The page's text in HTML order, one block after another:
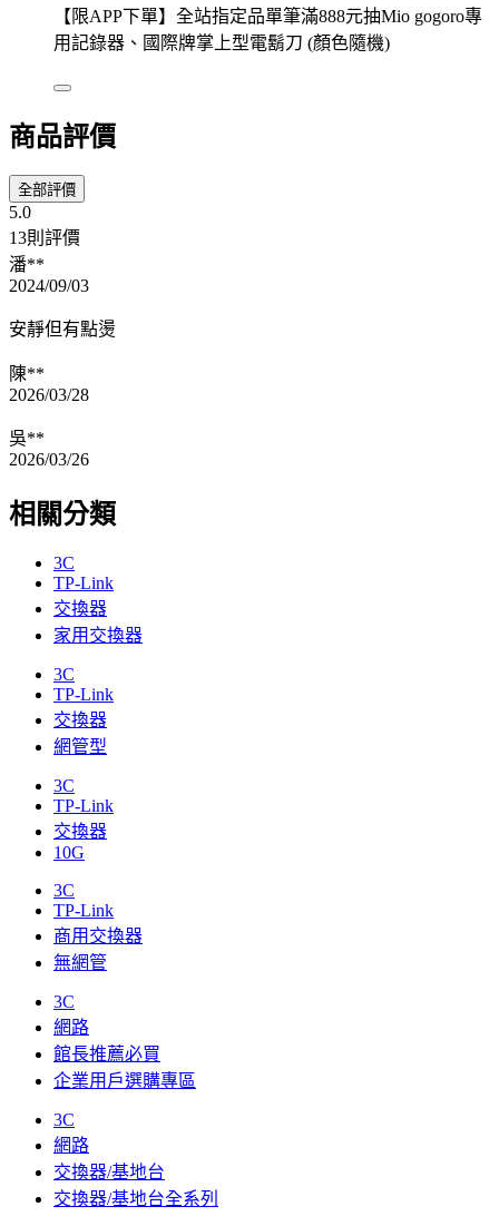
【限APP下單】全站指定品單筆滿888元抽Mio gogoro專
用記錄器、國際牌掌上型電鬍刀 (顏色隨機)
商品評價
全部評價
5.0
13則評價
潘**
2024/09/03
安靜但有點燙
陳**
2026/03/28
吳**
2026/03/26
相關分類
3C
TP-Link
交換器
家用交換器
3C
TP-Link
交換器
網管型
3C
TP-Link
交換器
10G
3C
TP-Link
商用交換器
無網管
3C
網路
館長推薦必買
企業用戶選購專區
3C
網路
交換器/基地台
交換器/基地台全系列